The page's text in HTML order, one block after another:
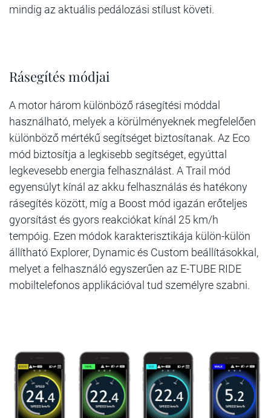
mindig az aktuális pedálozási stílust követi.
Rásegítés módjai
A motor három különböző rásegítési móddal
használható, melyek a körülményeknek megfelelően
különböző mértékű segítséget biztosítanak. Az Eco
mód biztosítja a legkisebb segítséget, egyúttal
legkevesebb energia felhasználást. A Trail mód
egyensúlyt kínál az akku felhasználás és hatékony
rásegítés között, míg a Boost mód igazán erőteljes
gyorsítást és gyors reakciókat kínál 25 km/h
tempóig. Ezen módok karakterisztikája külön-külön
állítható Explorer, Dynamic és Custom beállításokkal,
melyet a felhasználó egyszerűen az E-TUBE RIDE
mobiltelefonos applikációval tud személyre szabni.